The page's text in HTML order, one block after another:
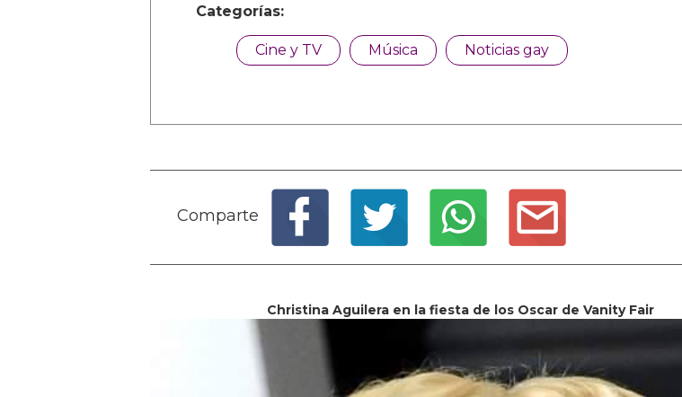
Categorías:
Cine y TV Música Noticias gay
Comparte
Christina Aguilera en la fiesta de los Oscar de Vanity Fair